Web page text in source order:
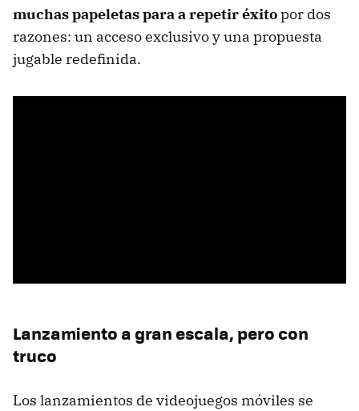
muchas papeletas para a repetir éxitopor dos
razones: un acceso exclusivo y una propuesta
jugable redefinida.
Lanzamiento a gran escala, pero con
truco
Los lanzamientos de videojuegos móviles se